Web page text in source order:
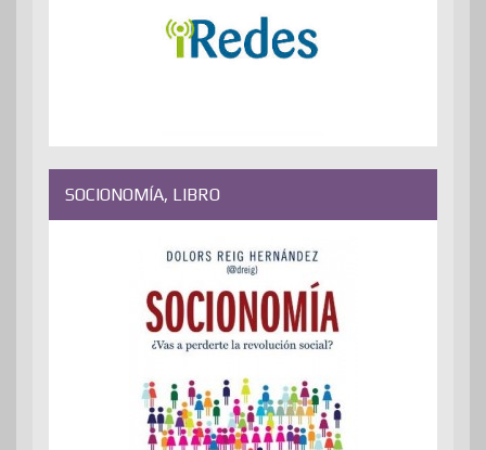
SOCIONOMÍA, LIBRO